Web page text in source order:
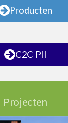
Producten
C2C PII
Projecten